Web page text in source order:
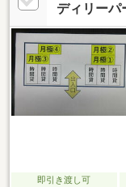
ディリーパ
即引き渡し可